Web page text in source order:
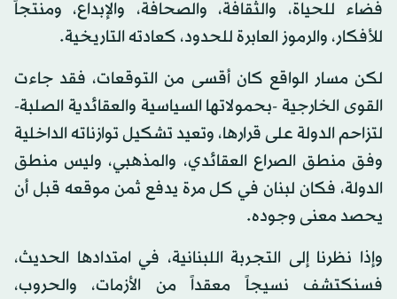
فضاء للحياة، والثقافة، والصحافة، والإبداع، ومنتجاً
للأفكار، والرموز العابرة للحدود، كعادته التاريخية.
لكن مسار الواقع كان أقسى من التوقعات، فقد جاءت
القوى الخارجية -بحمولاتها السياسية والعقائدية الصلبة-
لتزاحم الدولة على قرارها، وتعيد تشكيل توازناته الداخلية
وفق منطق الصراع العقائدي، والمذهبي، وليس منطق
الدولة، فكان لبنان في كل مرة يدفع ثمن موقعه قبل أن
يحصد معنى وجوده.
وإذا نظرنا إلى التجربة اللبنانية، في امتدادها الحديث،
فسنكتشف نسيجاً معقداً من الأزمات، والحروب،